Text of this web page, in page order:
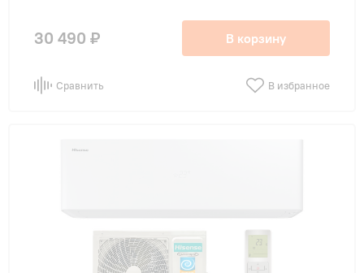
30 490 ₽ В корзину
Сравнить В избранное